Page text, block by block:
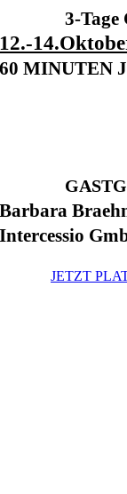
3-
12.-
60 MINUTEN
Barbara
Intercessio
JETZT